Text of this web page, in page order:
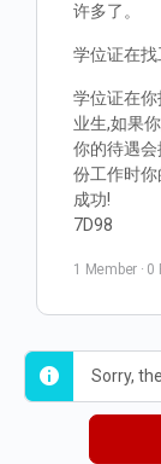
许多了。
学位证在
学位证在
业生,如果
你的待遇会
份工作时
成功!
7D98
1 Member · 0
Sorry,